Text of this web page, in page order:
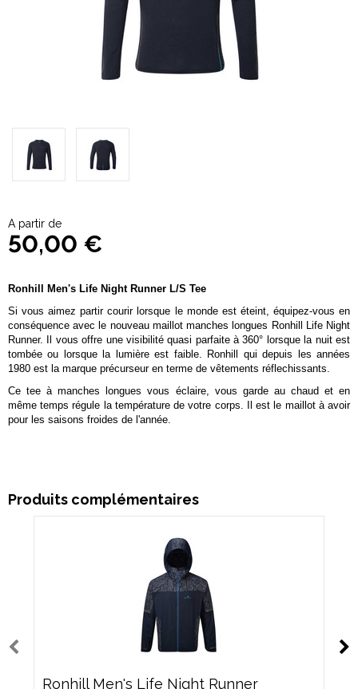
A partir de
50,00 €
Ronhill Men's Life Night Runner L/S Tee
Si vous aimez partir courir lorsque le monde est éteint, équipez-vous en
conséquence avec le nouveau maillot manches longues Ronhill Life Night
Runner. Il vous offre une visibilité quasi parfaite à 360° lorsque la nuit est
tombée ou lorsque la lumière est faible. Ronhill qui depuis les années
1980 est la marque précurseur en terme de vêtements réflechissants.
Ce tee à manches longues vous éclaire, vous garde au chaud et en
même temps régule la température de votre corps. Il est le maillot à avoir
pour les saisons froides de l'année.
Produits complémentaires
Ronhill Men's Life Night Runner